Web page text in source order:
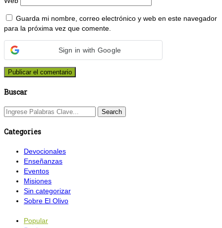
Guarda mi nombre, correo electrónico y web en este navegador
para la próxima vez que comente.
Sign in with Google
Buscar
Categories
Devocionales
Enseñanzas
Eventos
Misiones
Sin categorizar
Sobre El Olivo
Popular